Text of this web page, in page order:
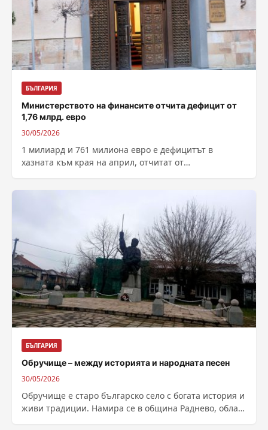
БЪЛГАРИЯ
Министерството на финансите отчита дефицит от
1,76 млрд. евро
30/05/2026
1 милиард и 761 милиона евро е дефицитът в
хазната към края на април, отчитат от
БЪЛГАРИЯ
Обручище – между историята и народната песен
30/05/2026
Обручище е старо българско село с богата история и
живи традиции. Намира се в община Раднево, област